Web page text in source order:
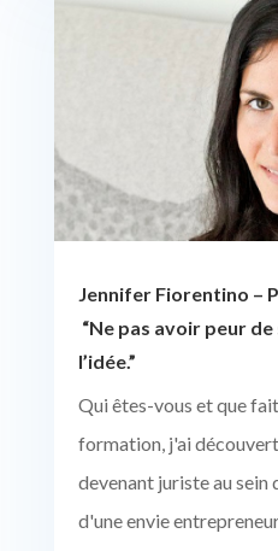
Jennifer Fiorentino –
“Ne pas avoir peur
l’idée.”
Qui êtes-vous et que
formation, j'ai
devenant juriste au sein
d'une envie